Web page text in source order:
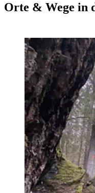
Orte & Wege in